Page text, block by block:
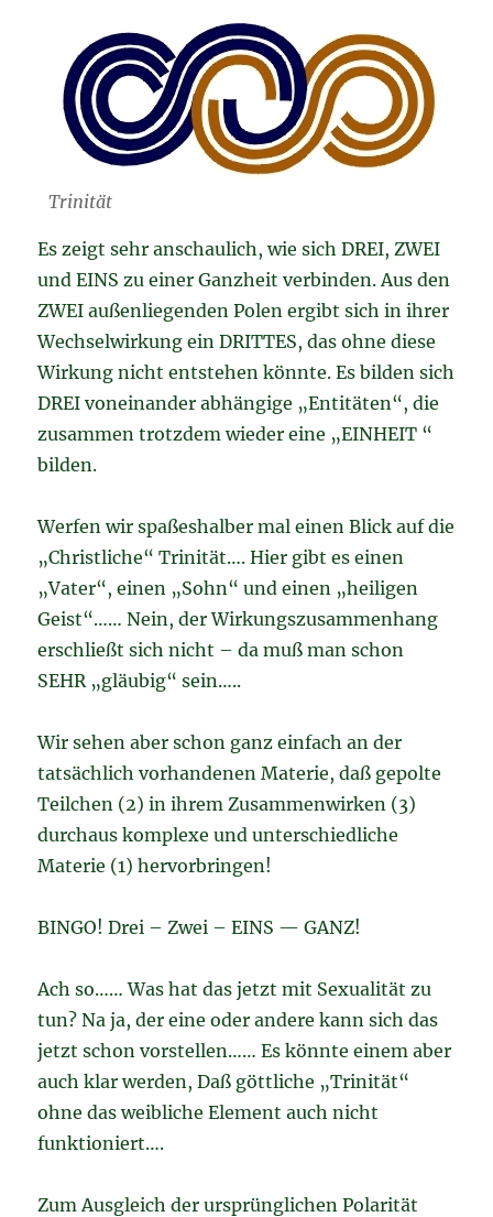
Trinität
Es zeigt sehr anschaulich, wie sich DREI, ZWEI
und EINS zu einer Ganzheit verbinden. Aus den
ZWEI außenliegenden Polen ergibt sich in ihrer
Wechselwirkung ein DRITTES, das ohne diese
Wirkung nicht entstehen könnte. Es bilden sich
DREI voneinander abhängige „Entitäten“, die
zusammen trotzdem wieder eine „EINHEIT “
bilden.
Werfen wir spaßeshalber mal einen Blick auf die
„Christliche“ Trinität…. Hier gibt es einen
„Vater“, einen „Sohn“ und einen „heiligen
Geist“…… Nein, der Wirkungszusammenhang
erschließt sich nicht – da muß man schon
SEHR „gläubig“ sein…..
Wir sehen aber schon ganz einfach an der
tatsächlich vorhandenen Materie, daß gepolte
Teilchen (2) in ihrem Zusammenwirken (3)
durchaus komplexe und unterschiedliche
Materie (1) hervorbringen!
BINGO! Drei – Zwei – EINS — GANZ!
Ach so…… Was hat das jetzt mit Sexualität zu
tun? Na ja, der eine oder andere kann sich das
jetzt schon vorstellen…… Es könnte einem aber
auch klar werden, Daß göttliche „Trinität“
ohne das weibliche Element auch nicht
funktioniert….
Zum Ausgleich der ursprünglichen Polarität